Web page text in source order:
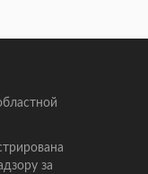
за